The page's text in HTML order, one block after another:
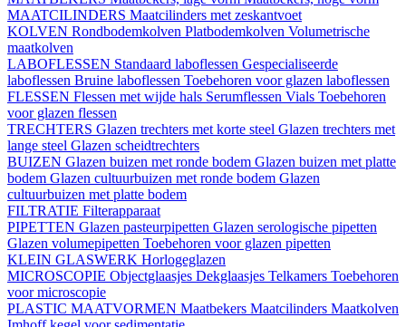
MAATCILINDERS Maatcilinders met zeskantvoet
KOLVEN Rondbodemkolven Platbodemkolven Volumetrische
maatkolven
LABOFLESSEN Standaard laboflessen Gespecialiseerde
laboflessen Bruine laboflessen Toebehoren voor glazen laboflessen
FLESSEN Flessen met wijde hals Serumflessen Vials Toebehoren
voor glazen flessen
TRECHTERS Glazen trechters met korte steel Glazen trechters met
lange steel Glazen scheidtrechters
BUIZEN Glazen buizen met ronde bodem Glazen buizen met platte
bodem Glazen cultuurbuizen met ronde bodem Glazen
cultuurbuizen met platte bodem
FILTRATIE Filterapparaat
PIPETTEN Glazen pasteurpipetten Glazen serologische pipetten
Glazen volumepipetten Toebehoren voor glazen pipetten
KLEIN GLASWERK Horlogeglazen
MICROSCOPIE Objectglaasjes Dekglaasjes Telkamers Toebehoren
voor microscopie
PLASTIC MAATVORMEN Maatbekers Maatcilinders Maatkolven